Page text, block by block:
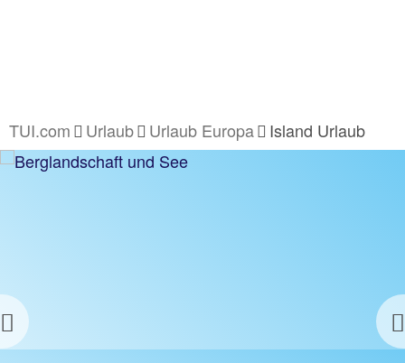
TUI.com Urlaub Urlaub Europa Island Urlaub
Previous
ISLAND HOTELS